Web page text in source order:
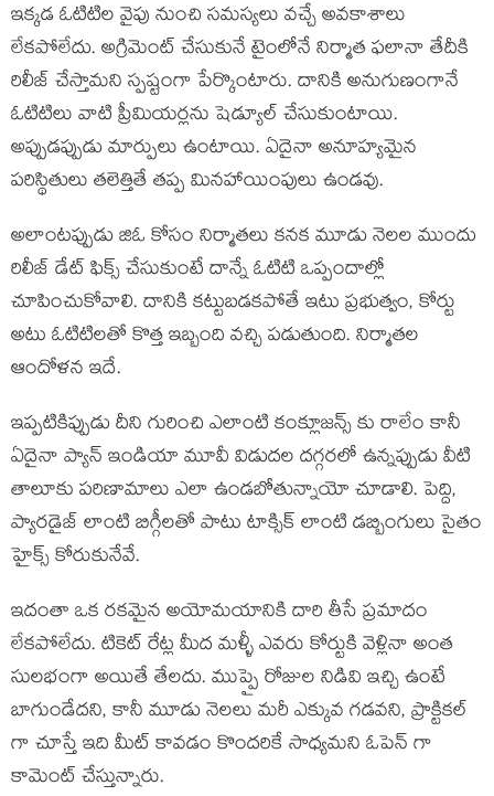
ఇక్కడ ఓటిటిల వైపు నుంచి సమస్యలు వచ్చే అవకాశాలు
లేకపోలేదు. అగ్రిమెంట్ చేసుకునే టైంలోనే నిర్మాత ఫలానా తేదీకి
రిలీజ్ చేస్తామని స్పష్టంగా పేర్కొంటారు. దానికి అనుగుణంగానే
ఓటిటిలు వాటి ప్రీమియర్లను షెడ్యూల్ చేసుకుంటాయి.
అప్పుడప్పుడు మార్పులు ఉంటాయి. ఏదైనా అనూహ్యమైన
పరిస్థితులు తలెత్తితే తప్ప మినహాయింపులు ఉండవు.
అలాంటప్పుడు జిఓ కోసం నిర్మాతలు కనక మూడు నెలల ముందు
రిలీజ్ డేట్ ఫిక్స్ చేసుకుంటే దాన్నే ఓటిటి ఒప్పందాల్లో
చూపించుకోవాలి. దానికి కట్టుబడకపోతే ఇటు ప్రభుత్వం, కోర్టు
అటు ఓటిటిలతో కొత్త ఇబ్బంది వచ్చి పడుతుంది. నిర్మాతల
ఆందోళన ఇదే.
ఇప్పటికిప్పుడు దీని గురించి ఎలాంటి కంక్లూజన్స్ కు రాలేం కానీ
ఏదైనా ప్యాన్ ఇండియా మూవీ విడుదల దగ్గరలో ఉన్నప్పుడు వీటి
తాలూకు పరిణామాలు ఎలా ఉండబోతున్నాయో చూడాలి. పెద్ది,
ప్యారడైజ్ లాంటి బిగ్గీలతో పాటు టాక్సిక్ లాంటి డబ్బింగులు సైతం
హైక్స్ కోరుకునేవే.
ఇదంతా ఒక రకమైన అయోమయానికి దారి తీసే ప్రమాదం
లేకపోలేదు. టికెట్ రేట్ల మీద మళ్ళీ ఎవరు కోర్టుకి వెళ్లినా అంత
సులభంగా అయితే తేలదు. ముప్పై రోజుల నిడివి ఇచ్చి ఉంటే
బాగుండేదని, కానీ మూడు నెలలు మరీ ఎక్కువ గడవని, ప్రాక్టికల్
గా చూస్తే ఇది మీట్ కావడం కొందరికే సాధ్యమని ఓపెన్ గా
కామెంట్ చేస్తున్నారు.